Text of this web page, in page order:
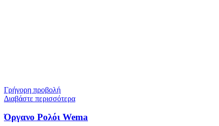
Γρήγορη προβολή
Διαβάστε περισσότερα
Όργανο Ρολόι Wema